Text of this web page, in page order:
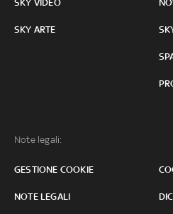
SKY VIDEO
SKY ARTE
Note legali:
GESTIONE COOKIE
NOTE LEGALI